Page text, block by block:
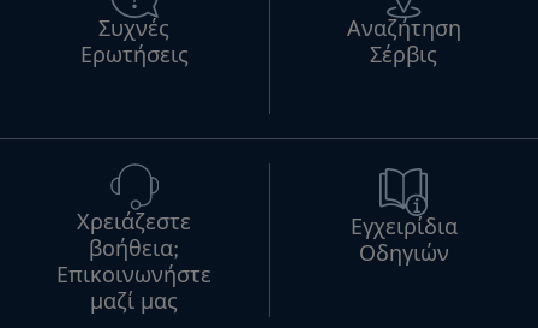
Συχνές
Ερωτήσεις
Αναζήτηση
Σέρβις
Χρειάζεστε
βοήθεια;
Επικοινωνήστε
μαζί μας
Εγχειρίδια
Οδηγιών